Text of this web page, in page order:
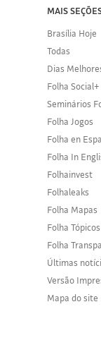
MAIS
Brasília Hoje
Todas
Dias
Folha Social+
Seminários
Folha Jogos
Folha en
Folha In
Folhainvest
Folhaleaks
Folha Mapas
Folha Tópicos
Folha
Últimas
Versão
Mapa do site